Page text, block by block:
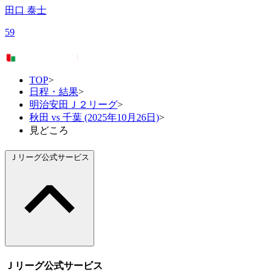
田口 泰士
59
TOP>
日程・結果>
明治安田Ｊ２リーグ>
秋田 vs 千葉 (2025年10月26日)>
見どころ
Ｊリーグ公式サービス
Ｊリーグ公式サービス